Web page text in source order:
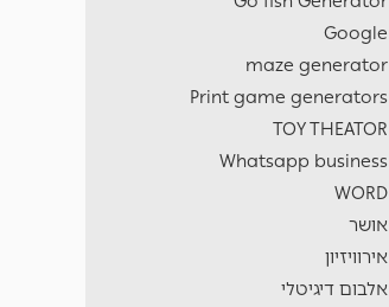
Google
maze generator
Print game generators
TOY THEATOR
Whatsapp business
WORD
אושר
אירוויזיון
אלבום דיגיטלי